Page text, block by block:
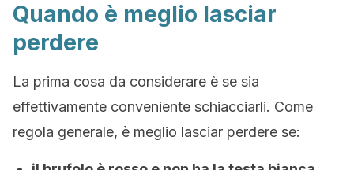
Quando è meglio lasciar
perdere
La prima cosa da considerare è se sia
effettivamente conveniente schiacciarli. Come
regola generale, è meglio lasciar perdere se: